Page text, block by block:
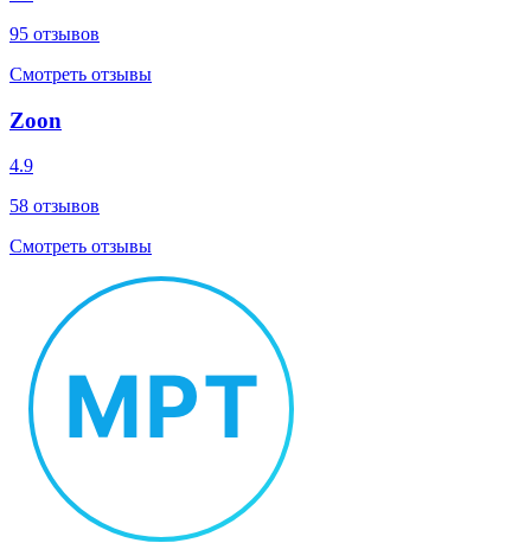
95 отзывов
Смотреть отзывы
Zoon
4.9
58 отзывов
Смотреть отзывы